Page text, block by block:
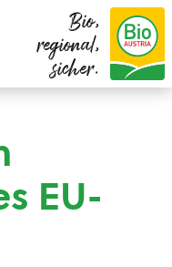
Bio,
regional,
sicher.
EU-